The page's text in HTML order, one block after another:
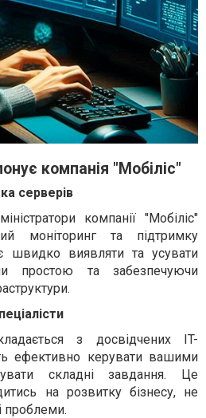
компанія "Мобіліс"
серверів
компанії "Мобіліс"
моніторинг та підтримку
швидко виявляти та усувати
простою та забезпечуючи
з досвідчених IT-
ефективно керувати вашими
складні завдання. Це
на розвитку бізнесу, не
проблеми.